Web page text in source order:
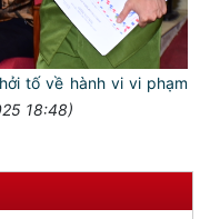
tố về hành vi vi phạm
18:48)
ĐỠ
THÀNH